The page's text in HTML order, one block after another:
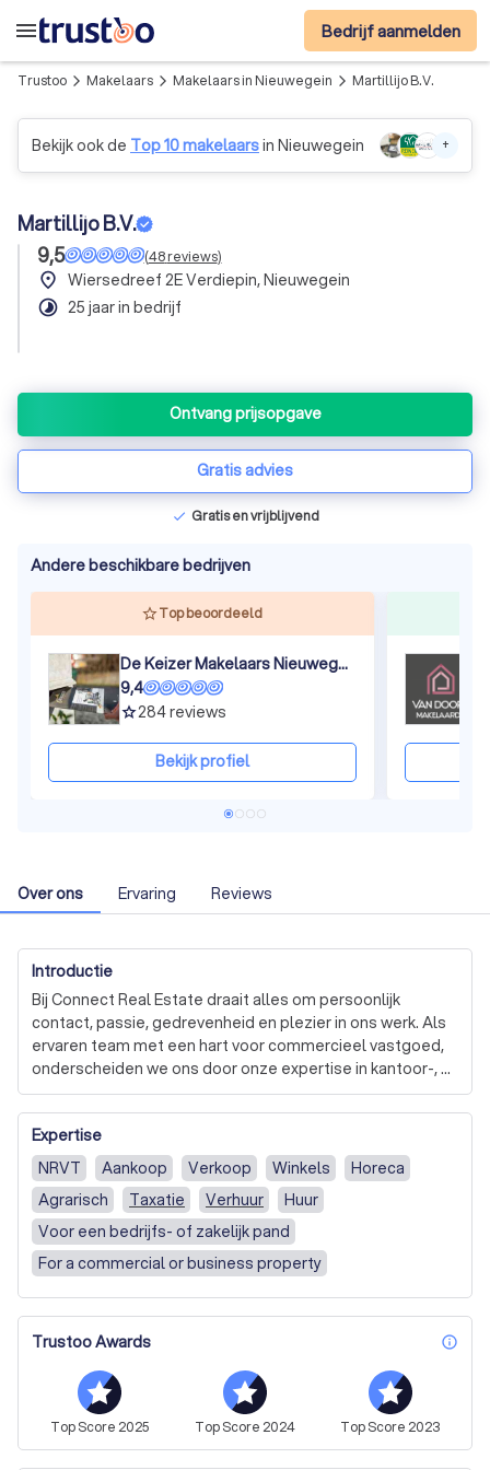
menu Bedrijf aanmelden
Trustoo arrow_forward_ios Makelaars arrow_forward_ios Makelaars in Nieuwegein arrow_forward_ios Martillijo B.V.
Bekijk ook de Top 10 makelaarsin Nieuwegein +
Martillijo B.V.
9,5
(48reviews)
place Wiersedreef 2E Verdiepin, Nieuwegein
timelapse 25 jaar in bedrijf
Ontvang prijsopgave
Gratis advies
check Gratis en vrijblijvend
Andere beschikbare bedrijven
Top beoordeeld
De Keizer Makelaars Nieuwegein
9,4
grade284reviews
Bekijk profiel
Over ons Ervaring Reviews
Introductie
Bij Connect Real Estate draait alles om persoonlijk
contact, passie, gedrevenheid en plezier in ons werk. Als
ervaren team met een hart voor commercieel vastgoed,
onderscheiden we ons door onze expertise in kantoor-,
winkelruimten, showrooms en bedrijfsgebouwen in
Utrecht en de directe randgemeenten. We zijn niet
zomaar een makelaarskantoor; we zijn een team dat zich
inzet om gebruikers en eigenaren van onroerende zaken
samen te brengen.
We nemen niet zomaar een bedrijfspand in de verhuur of
verkoop. We willen weten wat u wilt bereiken en wat de
mogelijkheden van een object zijn. We kijken ook naar
andere gebruiksmogelijkheden van objecten. Een groot
onderscheidend vermogen van ons ten opzichte van de
traditionele markt is het denken in duurzame
oplossingen.
Bij ons staat de klant centraal. We zijn er om u te
begeleiden en te adviseren, of het nu gaat om het
Expertise
NRVT
Aankoop Verkoop Winkels
Horeca
Agrarisch
Taxatie Verhuur
Huur
Voor een bedrijfs- of zakelijk pand
For a commercial or business property
Trustoo Awards
TopScore 2025 TopScore 2024 TopScore 2023